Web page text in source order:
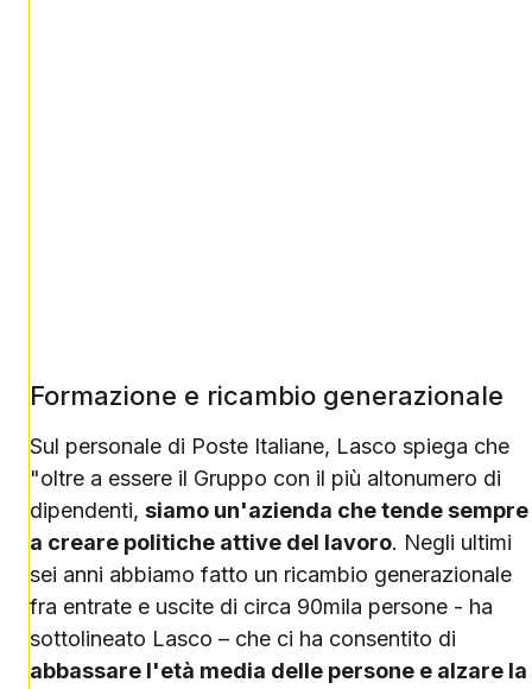
Formazione e ricambio generazionale
Sul personale di Poste Italiane, Lasco spiega che
"oltre a essere il Gruppo con il più altonumero di
dipendenti, siamo un'azienda che tende sempre
a creare politiche attive del lavoro. Negli ultimi
sei anni abbiamo fatto un ricambio generazionale
fra entrate e uscite di circa 90mila persone - ha
sottolineato Lasco – che ci ha consentito di
abbassare l'età media delle persone e alzare la